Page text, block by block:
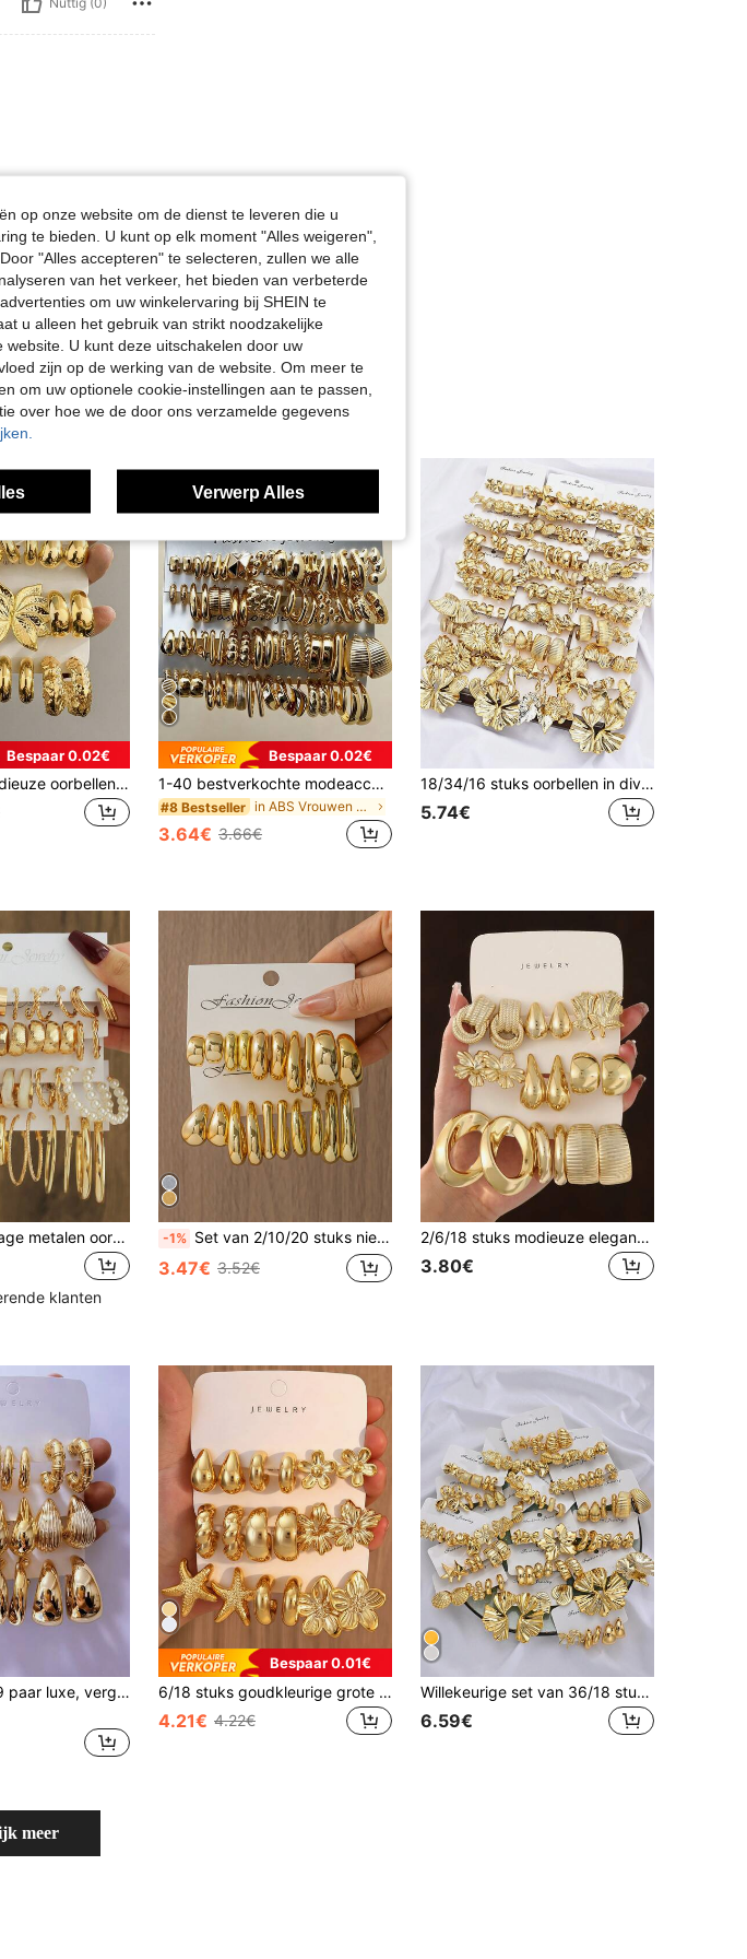
Nuttig (0)
Bespaar 0.02€
6/18 stuks modieuze oorbellen set in goudkleur voor vrouwen, inclusief linker- en rechteroorbloemen, vijfbladige bloemen, traanvorm, hart, kleine C-vormige ontwerpen, geschikt voor dagelijks gebruik, bijeenkomsten, feesten, vriendinnen, moeders, esthetisch
Bespaar 0.02€
1-40 bestverkochte modeaccessoiresets, goudkleurig ontwerp, meerdere stijlen. Deze oorbellen zijn gemaakt van hoogwaardig plastic, met C-vormige, druppel-, getextureerde, gestreepte en hartvormige vormen. Eén set voldoet aan al uw dagelijkse woon-werkverkeerbehoeften.
#8 Bestseller in ABS Vrouwen Oorbellen Sets
3.64€ 3.66€
18/34/16 stuks oorbellen in diverse stijlen: opvallende vintage bloemen, geometrische patronen, asymmetrische bloemen, zeesterren en zeedieren. Geschikt voor vrouwen, stellen, zussen, zomer, vakantie, date, dagelijks gebruik, feestjes, bruiloften, cadeau voor moeders of vriendinnen.
5.74€
48-delige vintage metalen oorbellen set, geometrisch, gedraaid, imitatieparel, gestreept en glad C-vormig ontwerp oorbellen, dagelijks dragen
klanten
-1% Set van 2/10/20 stuks nieuwe asymmetrische CCB lichtgewicht oorbellen in goudkleur, C-vormig en druppelvormig ontwerp. De complete set voldoet aan de dagelijkse outfitbehoeften van vrouwen.
3.47€ 3.52€
2/6/18 stuks modieuze elegante oorbellen set voor dames met bloemen, waterdruppel en geometrisch ontwerp. Geschikt voor dagelijkse buitenactiviteiten. Casual. Interactief. Boswandelingen. Fietsen. Strandwandelingen. Voedselstraten verkennen en lokale delicatessen proeven. Etc. Buitenrecreatie, reizen en vakantiekleding
3.80€
Deze set van 9 paar luxe, vergulde oorbellen geeft je het hele jaar door een elegante look. Van strakke vierkante ringen en druppelvormige oorbellen met textuur tot dynamische, gedraaide ontwerpen, elk paar heeft een vintage uitstraling. De hoogwaardige vergulding zorgt voor een langdurige glans en kleurbehoud. Perfect voor woon-werkverkeer, dates, Pasen, feestjes en elke andere gelegenheid om je uniek te laten stralen.
Bespaar 0.01€
6/18 stuks goudkleurige grote zeesterren, diverse bloemen, gladde C-vormige oorringen met waterdruppelvorm, het beste cadeau voor vrienden en familie
4.21€ 4.22€
Willekeurige set van 36/18 stuks modieuze, eenvoudige geometrische asymmetrische strik-, hart- en zeedier-stud- en creolen oorbellen voor dames en koppels, geschikt voor zomervakantie, date, cadeau, dagelijks casual, feest en bruiloft
6.59€
meer
op onze website om de dienst te leveren die u
te bieden. U kunt op elk moment "Alles weigeren",
"Alles accepteren" te selecteren, zullen we alle
van het verkeer, het bieden van verbeterde
om uw winkelervaring bij SHEIN te
u alleen het gebruik van strikt noodzakelijke
U kunt deze uitschakelen door uw
zijn op de werking van de website. Om meer te
om uw optionele cookie-instellingen aan te passen,
over hoe we de door ons verzamelde gegevens
Verwerp Alles